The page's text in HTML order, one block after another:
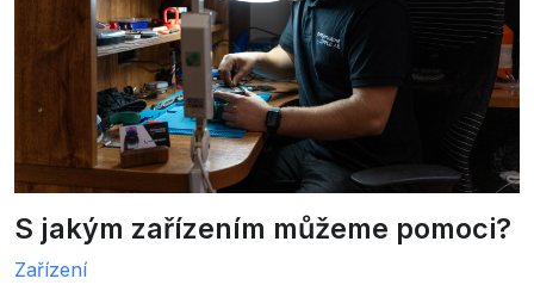
S jakým zařízením můžeme pomoci?
Zařízení